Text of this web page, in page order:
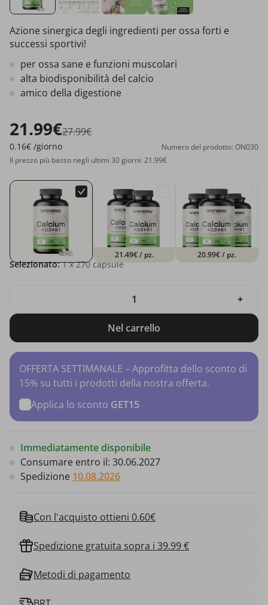
Azione sinergica degli ingredienti per ossa forti e
successi sportivi!
per ossa sane e funzioni muscolari
alta biodisponibilità del calcio
amico della digestione
21.99€27.99€
0.16€ /giorno
Numero del prodotto: ON030
Il prezzo più basso negli ultimi 30 giorni: 21.99€
21.49€/ pz. 20.99€/ pz.
Selezionato: 1x 270 capsule
+
Nel carrello
OFFERTA SETTIMANALE – Approfitta dello sconto di
15% su tutti i prodotti della nostra offerta.
Applica lo sconto GET15
Immediatamente disponibile
Consumare entro il: 30.06.2027
Spedizione 10.08.2026
Con l'acquisto ottieni 0.60€
Spedizione gratuita sopra i 39.99 €
Metodi di pagamento